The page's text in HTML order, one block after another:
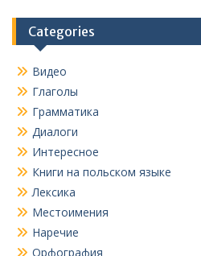
Categories
Видео
Глаголы
Грамматика
Диалоги
Интересное
Книги на польском языке
Лексика
Местоимения
Наречие
Орфография